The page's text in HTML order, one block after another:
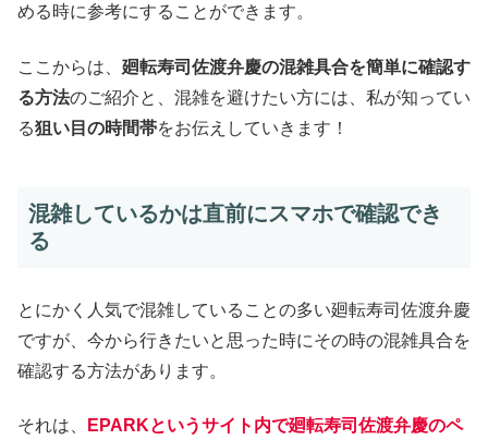
める時に参考にすることができます。
ここからは、 廻転寿司佐渡弁慶の混雑具合を簡単に確認す
る方法のご紹介と、混雑を避けたい方には、私が知ってい
る狙い目の時間帯をお伝えしていきます！
混雑しているかは直前にスマホで確認でき
る
とにかく人気で混雑していることの多い廻転寿司佐渡弁慶
ですが、今から行きたいと思った時にその時の混雑具合を
確認する方法があります。
それは、
EPARKというサイト内で廻転寿司佐渡弁慶のペ